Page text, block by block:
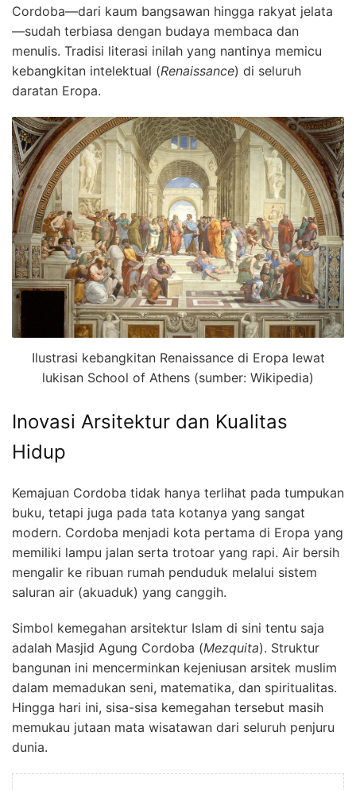
Cordoba—dari kaum bangsawan hingga rakyat jelata
—sudah terbiasa dengan budaya membaca dan
menulis. Tradisi literasi inilah yang nantinya memicu
kebangkitan intelektual (Renaissance) di seluruh
daratan Eropa.
Ilustrasi kebangkitan Renaissance di Eropa lewat
lukisan School of Athens (sumber: Wikipedia)
Inovasi Arsitektur dan Kualitas
Hidup
Kemajuan Cordoba tidak hanya terlihat pada tumpukan
buku, tetapi juga pada tata kotanya yang sangat
modern. Cordoba menjadi kota pertama di Eropa yang
memiliki lampu jalan serta trotoar yang rapi. Air bersih
mengalir ke ribuan rumah penduduk melalui sistem
saluran air (akuaduk) yang canggih.
Simbol kemegahan arsitektur Islam di sini tentu saja
adalah Masjid Agung Cordoba (Mezquita). Struktur
bangunan ini mencerminkan kejeniusan arsitek muslim
dalam memadukan seni, matematika, dan spiritualitas.
Hingga hari ini, sisa-sisa kemegahan tersebut masih
memukau jutaan mata wisatawan dari seluruh penjuru
dunia.